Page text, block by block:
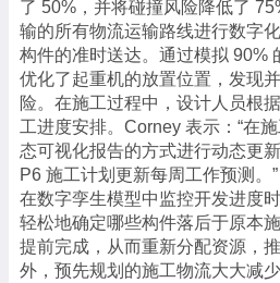
了 50% ，并将碰撞风险降低了
输的所有物流运输路线进行数字
构件的准时送达。通过模拟 90%
优化了起重机的放置位置，发现
险。在施工过程中，设计人员根
工进度安排。 Corney 表示： “在
态可视化报告的方式进行动态更
P6 施工计划更新每周工作预测。 ”
在数字孪生模型中监控开发进度
轻松地确定哪些构件落后于原本
提前完成，从而重新分配资源，
外，预先规划的施工物流大大减